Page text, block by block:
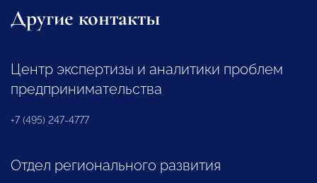
Другие контакты
Центр экспертизы и аналитики проблем
предпринимательства
+7 (495) 247-4777
Отдел регионального развития